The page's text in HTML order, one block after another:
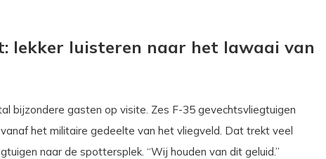
lekker luisteren naar het lawaai van
bijzondere gasten op visite. Zes F-35 gevechtsvliegtuigen
het militaire gedeelte van het vliegveld. Dat trekt veel
naar de spottersplek. “Wij houden van dit geluid.”